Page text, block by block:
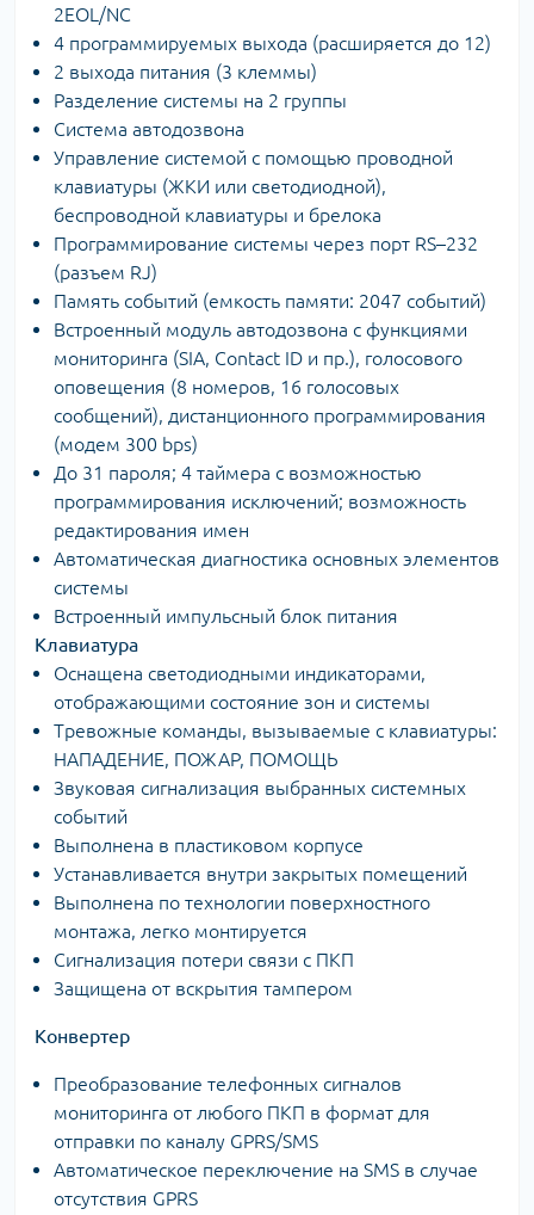
2EOL/NC
4 программируемых выхода (расширяется до 12)
2 выхода питания (3 клеммы)
Разделение системы на 2 группы
Система автодозвона
Управление системой с помощью проводной
клавиатуры (ЖКИ или светодиодной),
беспроводной клавиатуры и брелока
Программирование системы через порт RS–232
(разъем RJ)
Память событий (емкость памяти: 2047 событий)
Встроенный модуль автодозвона с функциями
мониторинга (SIA, Contact ID и пр.), голосового
оповещения (8 номеров, 16 голосовых
сообщений), дистанционного программирования
(модем 300 bps)
До 31 пароля; 4 таймера с возможностью
программирования исключений; возможность
редактирования имен
Автоматическая диагностика основных элементов
системы
Встроенный импульсный блок питания
Клавиатура
Оснащена светодиодными индикаторами,
отображающими состояние зон и системы
Тревожные команды, вызываемые с клавиатуры:
НАПАДЕНИЕ, ПОЖАР, ПОМОЩЬ
Звуковая сигнализация выбранных системных
событий
Выполнена в пластиковом корпусе
Устанавливается внутри закрытых помещений
Выполнена по технологии поверхностного
монтажа, легко монтируется
Сигнализация потери связи с ПКП
Защищена от вскрытия тампером
Конвертер
Преобразование телефонных сигналов
мониторинга от любого ПКП в формат для
отправки по каналу GPRS/SMS
Автоматическое переключение на SMS в случае
отсутствия GPRS